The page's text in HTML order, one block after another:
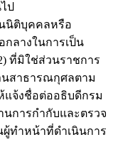
ป
คคลหรือ
ลางในการเป็น
ที่มิใช่ส่วนราชการ
นสาธารณกุศลตาม
แจ้งชื่อต่ออธิบดีกรม
นการกำกับและตรวจ
ทำหน้าที่ดำเนินการ